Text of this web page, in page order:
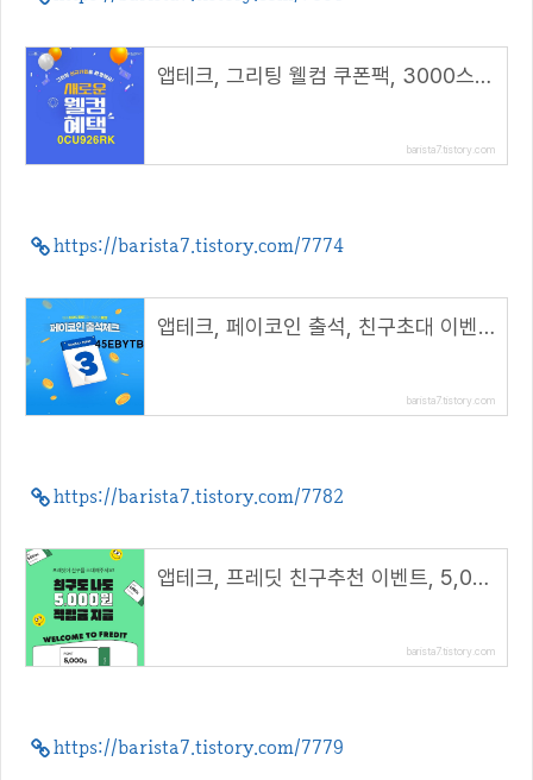
앱테크, 그리팅 웰컴 쿠폰팩, 3000스푼+인기상품 4종 990원( 추천 코드 : 0CU926RK )
barista7.tistory.com
https://barista7.tistory.com/7774
앱테크, 페이코인 출석, 친구초대 이벤트( 리워드 코드 : 45EBYTB )
barista7.tistory.com
https://barista7.tistory.com/7782
앱테크, 프레딧 친구추천 이벤트, 5,000원 적립금+쿠폰( 추천코드 : winhunt )
barista7.tistory.com
https://barista7.tistory.com/7779